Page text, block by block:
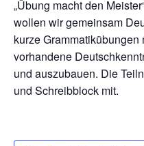
„Übung macht den
wollen wir gemeinsam
kurze
vorhandene
und auszubauen. Die
und Schreibblock mit.